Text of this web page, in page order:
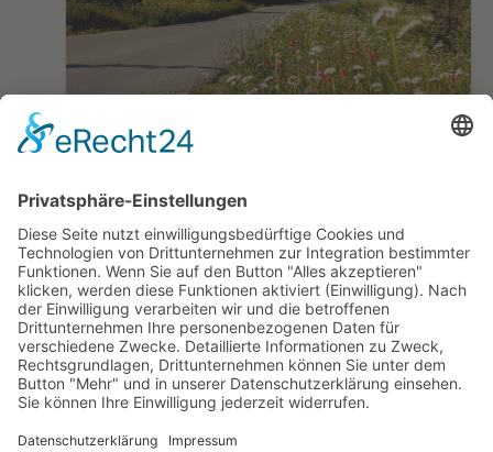
Westkanada: British Columbia, Rockies und
Vancouver Island
Selbstfahrertour West-Kanada
20 Tage ab/bis Vancouver
ab 3.490,— €